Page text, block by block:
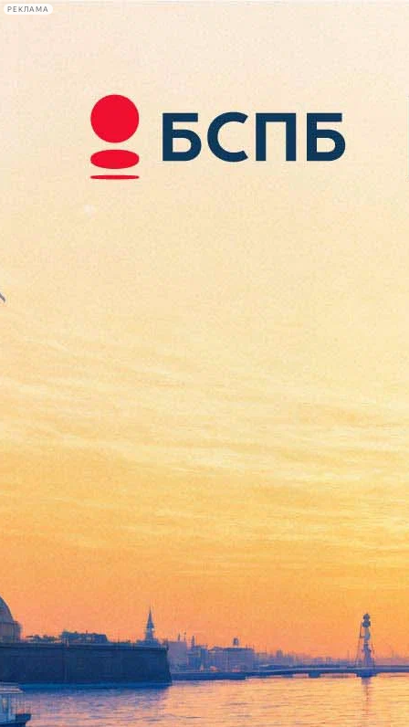
РЕКЛАМА
Сегодня:
2026.08.10
07:55
Афиша Plus